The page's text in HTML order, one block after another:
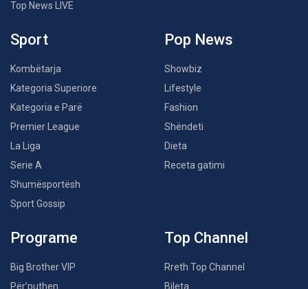
Top News LIVE
Sport
Kombëtarja
Kategoria Superiore
Kategoria e Parë
Premier League
La Liga
Serie A
Shumësportësh
Sport Gossip
Pop News
Showbiz
Lifestyle
Fashion
Shëndeti
Dieta
Receta gatimi
Programe
Big Brother VIP
Për’puthen
Top Channel
Rreth Top Channel
Bileta